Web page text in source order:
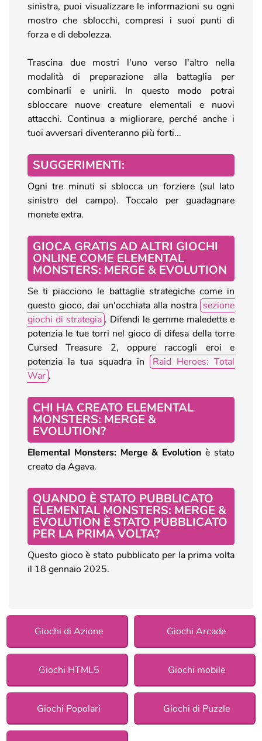
sinistra, puoi visualizzare le informazioni su ogni
mostro che sblocchi, compresi i suoi punti di
forza e di debolezza.
Trascina due mostri l'uno verso l'altro nella
modalità di preparazione alla battaglia per
combinarli e unirli. In questo modo potrai
sbloccare nuove creature elementali e nuovi
attacchi. Continua a migliorare, perché anche i
tuoi avversari diventeranno più forti...
SUGGERIMENTI:
Ogni tre minuti si sblocca un forziere (sul lato
sinistro del campo). Toccalo per guadagnare
monete extra.
GIOCA GRATIS AD ALTRI GIOCHI
ONLINE COME ELEMENTAL
MONSTERS: MERGE & EVOLUTION
Se ti piacciono le battaglie strategiche come in
questo gioco, dai un'occhiata alla nostra sezione
giochi di strategia . Difendi le gemme maledette e
potenzia le tue torri nel gioco di difesa della torre
Cursed Treasure 2, oppure raccogli eroi e
potenzia la tua squadra in
Raid Heroes: Total
War .
CHI HA CREATO ELEMENTAL
MONSTERS: MERGE &
EVOLUTION?
Elemental Monsters: Merge & Evolution è stato
creato da Agava.
QUANDO È STATO PUBBLICATO
ELEMENTAL MONSTERS: MERGE &
EVOLUTION È STATO PUBBLICATO
PER LA PRIMA VOLTA?
Questo gioco è stato pubblicato per la prima volta
il 18 gennaio 2025.
Giochi di Azione Giochi Arcade
Giochi HTML5 Giochi mobile
Giochi Popolari Giochi di Puzzle